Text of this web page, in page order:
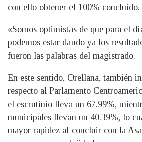
con ello obtener el 100% concluido.
«Somos optimistas de que para el
podemos estar dando ya los
fueron las palabras del magistrado.
En este sentido, Orellana, también
respecto al Parlamento
el escrutinio lleva un 67.99%,
municipales llevan un 40.39%, lo
mayor rapidez al concluir con la